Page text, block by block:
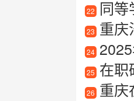
22 同
23 重庆
24
25 在职
26 重庆